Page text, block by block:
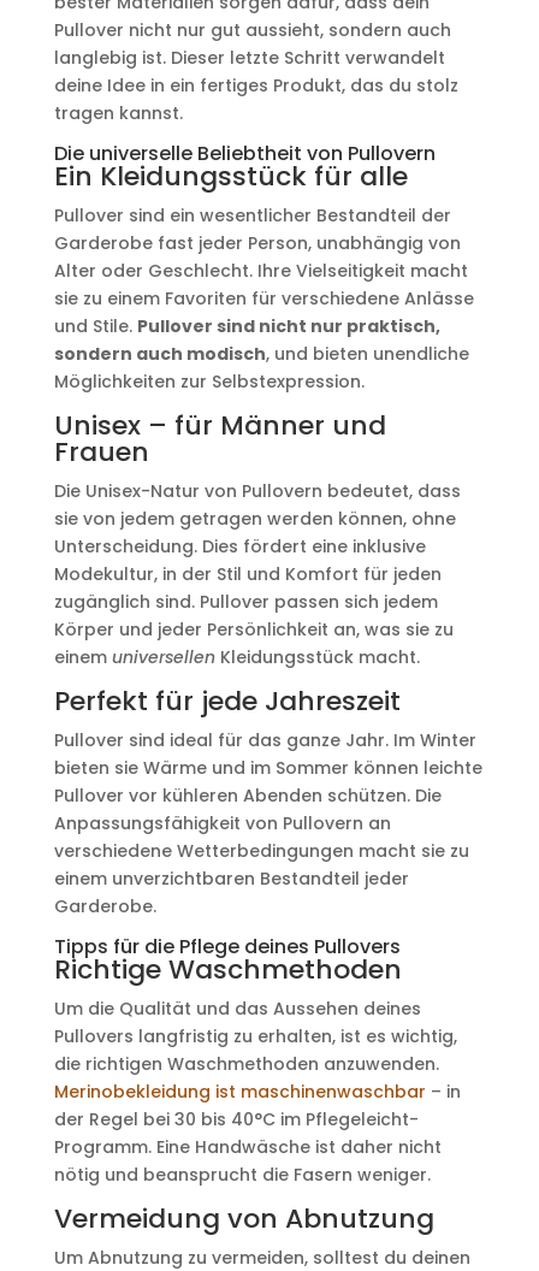
Pullover nicht nur gut aussieht, sondern auch
langlebig ist. Dieser letzte Schritt verwandelt
deine Idee in ein fertiges Produkt, das du stolz
tragen kannst.
Die universelle Beliebtheit von Pullovern
Ein Kleidungsstück für alle
Pullover sind ein wesentlicher Bestandteil der
Garderobe fast jeder Person, unabhängig von
Alter oder Geschlecht. Ihre Vielseitigkeit macht
sie zu einem Favoriten für verschiedene Anlässe
und Stile. Pullover sind nicht nur praktisch,
sondern auch modisch, und bieten unendliche
Möglichkeiten zur Selbstexpression.
Unisex – für Männer und
Frauen
Die Unisex-Natur von Pullovern bedeutet, dass
sie von jedem getragen werden können, ohne
Unterscheidung. Dies fördert eine inklusive
Modekultur, in der Stil und Komfort für jeden
zugänglich sind. Pullover passen sich jedem
Körper und jeder Persönlichkeit an, was sie zu
einem universellenKleidungsstück macht.
Perfekt für jede Jahreszeit
Pullover sind ideal für das ganze Jahr. Im Winter
bieten sie Wärme und im Sommer können leichte
Pullover vor kühleren Abenden schützen. Die
Anpassungsfähigkeit von Pullovern an
verschiedene Wetterbedingungen macht sie zu
einem unverzichtbaren Bestandteil jeder
Garderobe.
Tipps für die Pflege deines Pullovers
Richtige Waschmethoden
Um die Qualität und das Aussehen deines
Pullovers langfristig zu erhalten, ist es wichtig,
die richtigen Waschmethoden anzuwenden.
Merinobekleidung ist maschinenwaschbar – in
der Regel bei 30 bis 40°C im Pflegeleicht-
Programm. Eine Handwäsche ist daher nicht
nötig und beansprucht die Fasern weniger.
Vermeidung von Abnutzung
Um Abnutzung zu vermeiden, solltest du deinen